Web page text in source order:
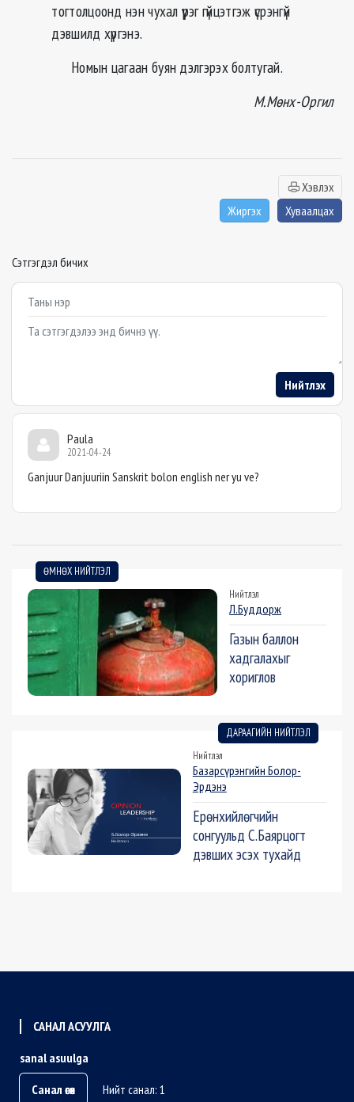
тогтолцоонд нэн чухал үүрэг гүйцэтгэж үсрэнгүй
дэвшилд хүргэнэ.
Номын цагаан буян дэлгэрэх болтугай.
М.Мөнх-Оргил
Хэвлэх
Жиргэх
Хуваалцах
Сэтгэгдэл бичих
Example textarea
Нийтлэх
Paula
2021-04-24
Ganjuur Danjuuriin Sanskrit bolon english ner yu ve?
ӨМНӨХ НИЙТЛЭЛ
Нийтлэл
Л.Буддорж
Газын баллон
хадгалахыг
хориглов
ДАРААГИЙН НИЙТЛЭЛ
Нийтлэл
Базарсүрэнгийн Болор-
Эрдэнэ
Ерөнхийлөгчийн
сонгуульд С.Баярцогт
дэвших эсэх тухайд
САНАЛ АСУУЛГА
sanal asuulga
Санал өгөх
Нийт санал: 1